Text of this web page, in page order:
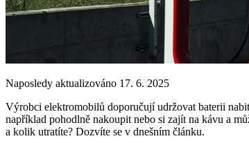
Naposledy aktualizováno 17. 6. 2025
Výrobci elektromobilů doporučují udržovat baterii
například pohodlně nakoupit nebo si zajít na kávu a
a kolik utratíte? Dozvíte se v dnešním článku.